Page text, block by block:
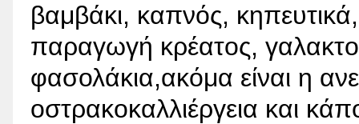
βαμβάκι, καπνός,
παραγωγή κρέατος,
φασολάκια,ακόμα είναι η
οστρακοκαλλιέργεια και